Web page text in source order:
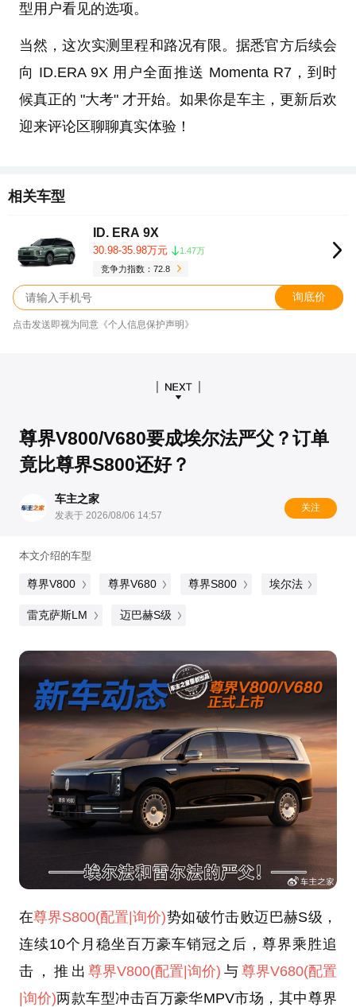
型用户看见的选项。
当然，这次实测里程和路况有限。据悉官方后续会
向 ID.ERA 9X 用户全面推送 Momenta R7，到时
候真正的 "大考" 才开始。如果你是车主，更新后欢
迎来评论区聊聊真实体验！
相关车型
ID. ERA 9X
30.98-35.98万元
1.47万
竞争力指数：72.8
询底价
点击发送即视为同意《个人信息保护声明》
尊界V800/V680要成埃尔法严父？订单
竟比尊界S800还好？
车主之家
发表于 2026/08/06 14:57
关注
本文介绍的车型
尊界V800 尊界V680 尊界S800 埃尔法
雷克萨斯LM 迈巴赫S级
在尊界S800(配置|询价)势如破竹击败迈巴赫S级，
连续10个月稳坐百万豪车销冠之后，尊界乘胜追
击，推出尊界V800(配置|询价) 与尊界V680(配置
|询价)两款车型冲击百万豪华MPV市场，其中尊界